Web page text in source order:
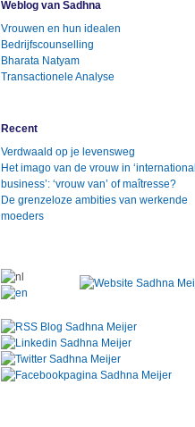
Weblog van Sadhna
Vrouwen en hun idealen
Bedrijfscounselling
Bharata Natyam
Transactionele Analyse
Recent
Verdwaald op je levensweg
Het imago van de vrouw in ‘international
business’: ‘vrouw van’ of maîtresse?
De grenzeloze ambities van werkende
moeders